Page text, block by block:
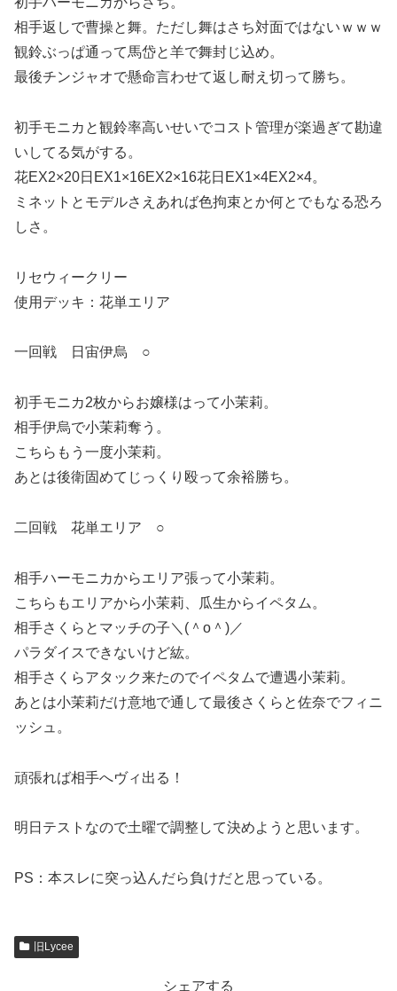
相手返しで曹操と舞。ただし舞はさち対面ではないｗｗｗ
観鈴ぶっぱ通って馬岱と羊で舞封じ込め。
最後チンジャオで懸命言わせて返し耐え切って勝ち。
初手モニカと観鈴率高いせいでコスト管理が楽過ぎて勘違
いしてる気がする。
花EX2×20日EX1×16EX2×16花日EX1×4EX2×4。
ミネットとモデルさえあれば色拘束とか何とでもなる恐ろ
しさ。
リセウィークリー
使用デッキ：花単エリア
一回戦 日宙伊烏 ○
初手モニカ2枚からお嬢様はって小茉莉。
相手伊烏で小茉莉奪う。
こちらもう一度小茉莉。
あとは後衛固めてじっくり殴って余裕勝ち。
二回戦 花単エリア ○
相手ハーモニカからエリア張って小茉莉。
こちらもエリアから小茉莉、瓜生からイペタム。
相手さくらとマッチの子＼(＾o＾)／
パラダイスできないけど紘。
相手さくらアタック来たのでイペタムで遭遇小茉莉。
あとは小茉莉だけ意地で通して最後さくらと佐奈でフィニ
ッシュ。
頑張れば相手へヴィ出る！
明日テストなので土曜で調整して決めようと思います。
PS：本スレに突っ込んだら負けだと思っている。
旧Lycee
シェアする